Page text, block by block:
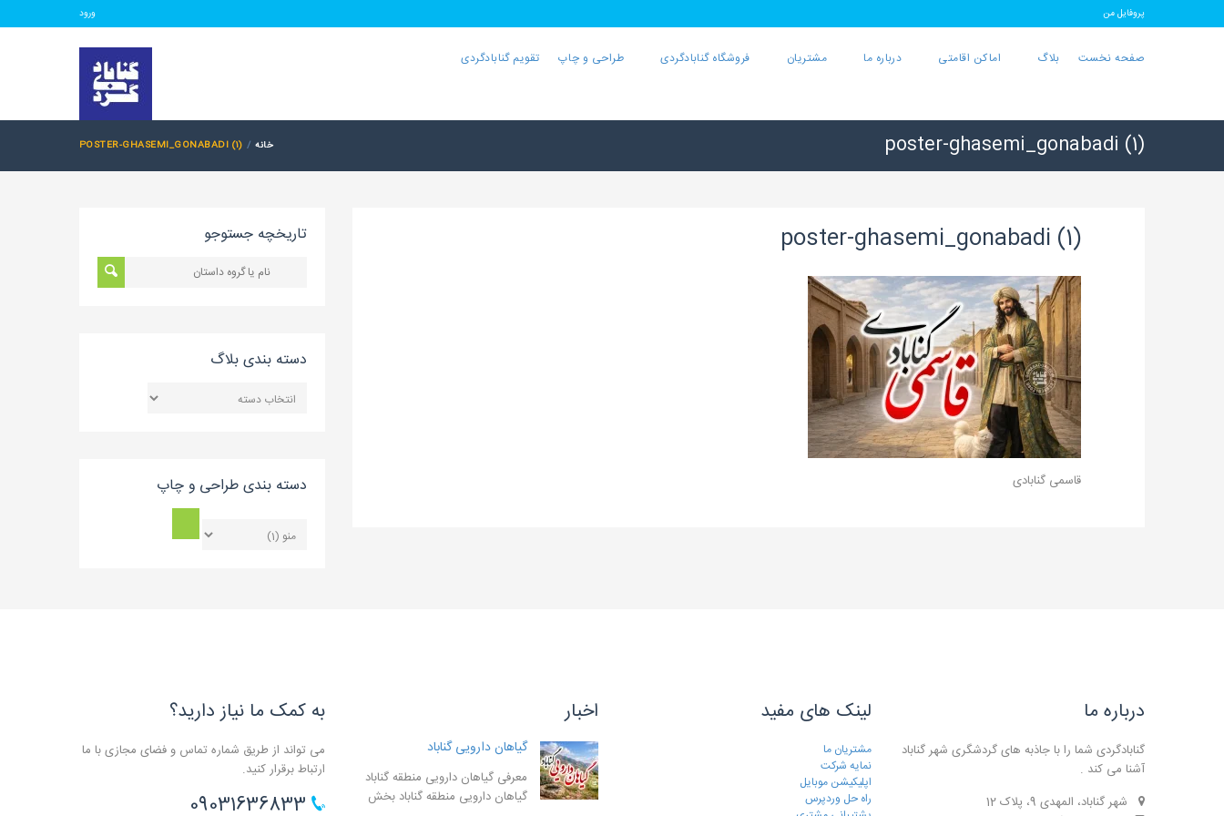
پروفایل من ورود
صفحه نخست بلاگ اماکن اقامتی درباره ما مشتریان فروشگاه گنابادگردی طراحی و چاپ تقویم گنابادگردی
poster-ghasemi_gonabadi (1) خانه POSTER-GHASEMI_GONABADI (1)
poster-ghasemi_gonabadi (1)
قاسمی گنابادی
تاریخچه جستوجو
دسته بندی بلاگ
بندی
دسته بندی طراحی و چاپ
درباره ما
گنابادگردی شما را با جاذبه های گردشگری شهر گناباد
آشنا می کند .
شهر گناباد، المهدی 9، پلاک 12
لینک های مفید
مشتریان ما
نمایه شرکت
اپلیکیشن موبایل
راه حل وردپرس
اخبار
گیاهان دارویی گناباد
معرفی گیاهان دارویی منطقه گناباد
گیاهان دارویی منطقه گناباد بخش
به کمک ما نیاز دارید؟
می تواند از طریق شماره تماس و فضای مجازی با ما
ارتباط برقرار کنید.